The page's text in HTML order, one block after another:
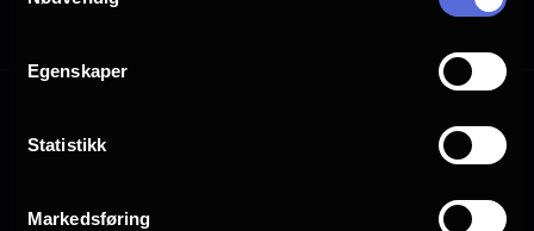
Egenskaper
Statistikk
Markedsføring
Utsolgt